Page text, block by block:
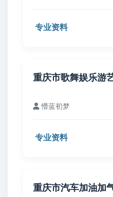
专业资料
重庆市歌舞娱乐游
懵蓝初梦
专业资料
重庆市汽车加油加